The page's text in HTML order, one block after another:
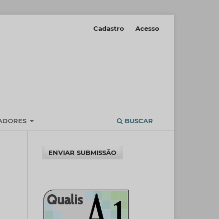
BUSCAR
Cadastro Acesso
ENVIAR SUBMISSÃO